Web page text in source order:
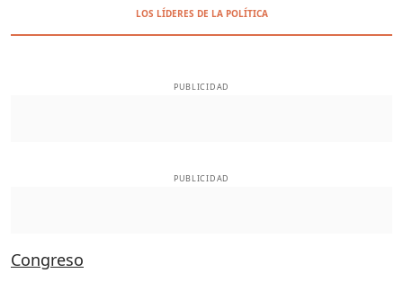
LOS LÍDERES DE LA POLÍTICA
PUBLICIDAD
PUBLICIDAD
Congreso